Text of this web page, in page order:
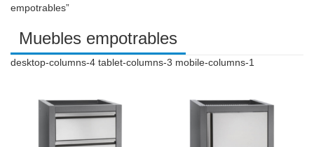
empotrables”
Muebles empotrables
desktop-columns-4 tablet-columns-3 mobile-columns-1